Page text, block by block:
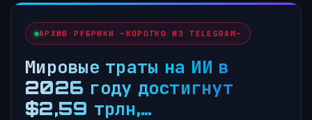
АРХИВ РУБРИКИ ~КОРОТКО ИЗ TELEGRAM~
Мировые траты на ИИ в
2026 году достигнут
$2,59 трлн,…